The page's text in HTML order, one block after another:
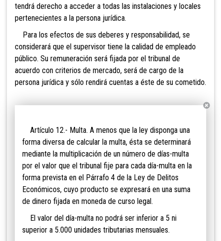
tendrá derecho a acceder a todas las instalaciones y locales
pertenecientes a la persona jurídica.
Para los efectos de sus deberes y responsabilidad, se
considerará que el supervisor tiene la calidad de empleado
público. Su remuneración será fijada por el tribunal de
acuerdo con criterios de mercado, será de cargo de la
persona jurídica y sólo rendirá cuentas a éste de su cometido.
Artículo 12.- Multa. A menos que la ley disponga una
forma diversa de calcular la multa, ésta se determinará
mediante la multiplicación de un número de días-multa
por el valor que el tribunal fije para cada día-multa en la
forma prevista en el Párrafo 4 de la Ley de Delitos
Económicos, cuyo producto se expresará en una suma
de dinero fijada en moneda de curso legal.
El valor del día-multa no podrá ser inferior a 5 ni
superior a 5.000 unidades tributarias mensuales.